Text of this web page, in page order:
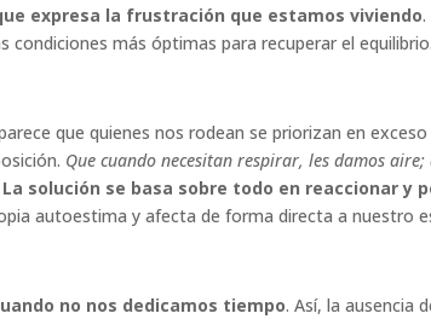
expresa la frustración que estamos viviendo
condiciones más óptimas para recuperar el equilibrio.
que quienes nos rodean se priorizan en
Que cuando necesitan respirar, les damos
La solución se basa sobre todo en reaccionar y
autoestima y afecta de forma directa a nuestro
no nos dedicamos tiempo. Así, la ausencia